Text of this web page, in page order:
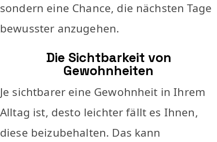
sondern eine Chance, die nächsten Tage
bewusster anzugehen.
Die Sichtbarkeit von
Gewohnheiten
Je sichtbarer eine Gewohnheit in Ihrem
Alltag ist, desto leichter fällt es Ihnen,
diese beizubehalten. Das kann